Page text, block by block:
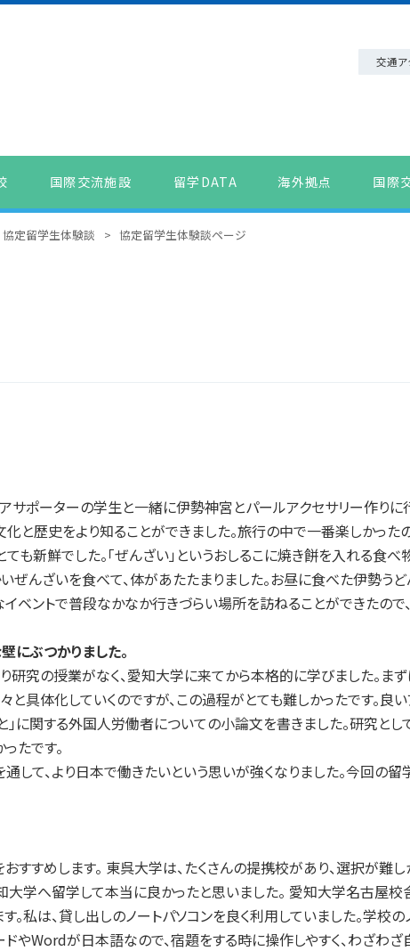
交通ア
国際交流施設 留学DATA 海外拠点 国際
協定留学生体験談 > 協定留学生体験談ページ
ポーターの学生と一緒に伊勢神宮とパールアクセサリー作り
化と歴史をより知ることができました。旅行の中で一番楽しかっ
も新鮮でした。「ぜんざい」というおしるこに焼き餅を入れる食
ぜんざいを食べて、体があたたまりました。お昼に食べた伊勢う
ベントで普段なかなか行きづらい場所を訪ねることができたので
にぶつかりました。
研究の授業がなく、愛知大学に来てから本格的に学びました。ま
と具体化していくのですが、この過程がとても難しかったです。良
に関する外国人労働者についての小論文を書きました。研究とし
たです。
して、より日本で働きたいという思いが強くなりました。今回の
すすめします。 東呉大学は、たくさんの提携校があり、選択が難
大学へ留学して本当に良かったと思いました。 愛知大学名古屋校
私は、貸し出しのノートパソコンを良く利用していました。学校
やWordが日本語なので、宿題をする時に操作しやすく、わざわ